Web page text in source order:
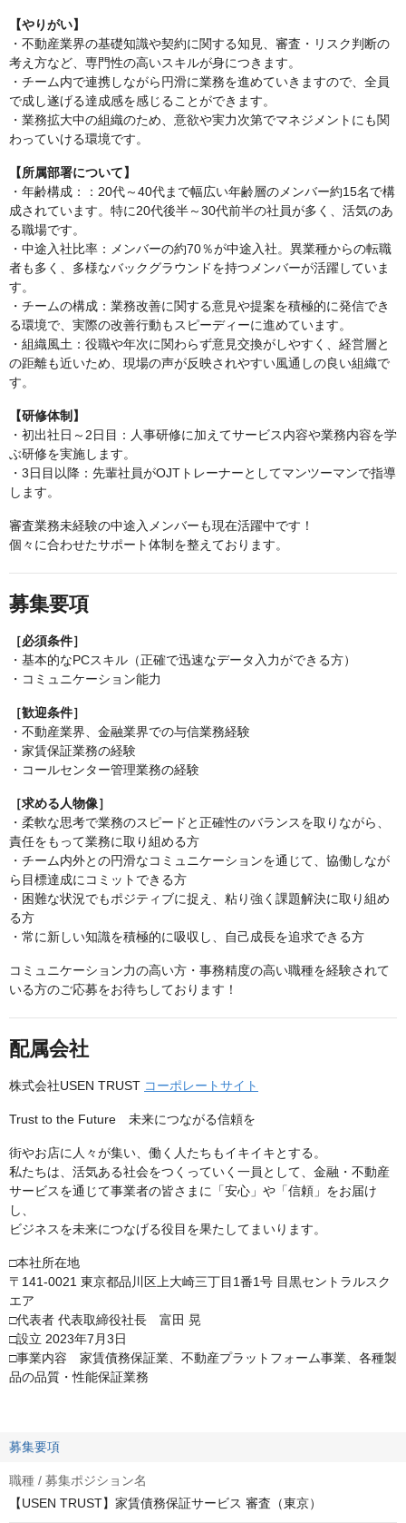
【やりがい】
・不動産業界の基礎知識や契約に関する知見、審査・リスク判断の
考え方など、専門性の高いスキルが身につきます。
・チーム内で連携しながら円滑に業務を進めていきますので、全員
で成し遂げる達成感を感じることができます。
・業務拡大中の組織のため、意欲や実力次第でマネジメントにも関
わっていける環境です。
【所属部署について】
・年齢構成：：20代～40代まで幅広い年齢層のメンバー約15名で構
成されています。特に20代後半～30代前半の社員が多く、活気のあ
る職場です。
・中途入社比率：メンバーの約70％が中途入社。異業種からの転職
者も多く、多様なバックグラウンドを持つメンバーが活躍していま
す。
・チームの構成：業務改善に関する意見や提案を積極的に発信でき
る環境で、実際の改善行動もスピーディーに進めています。
・組織風土：役職や年次に関わらず意見交換がしやすく、経営層と
の距離も近いため、現場の声が反映されやすい風通しの良い組織で
す。
【研修体制】
・初出社日～2日目：人事研修に加えてサービス内容や業務内容を学
ぶ研修を実施します。
・3日目以降：先輩社員がOJTトレーナーとしてマンツーマンで指導
します。
審査業務未経験の中途入メンバーも現在活躍中です！
個々に合わせたサポート体制を整えております。
募集要項
［必須条件］
・基本的なPCスキル（正確で迅速なデータ入力ができる方）
・コミュニケーション能力
［歓迎条件］
・不動産業界、金融業界での与信業務経験
・家賃保証業務の経験
・コールセンター管理業務の経験
［求める人物像］
・柔軟な思考で業務のスピードと正確性のバランスを取りながら、
責任をもって業務に取り組める方
・チーム内外との円滑なコミュニケーションを通じて、協働しなが
ら目標達成にコミットできる方
・困難な状況でもポジティブに捉え、粘り強く課題解決に取り組め
る方
・常に新しい知識を積極的に吸収し、自己成長を追求できる方
コミュニケーション力の高い方・事務精度の高い職種を経験されて
いる方のご応募をお待ちしております！
配属会社
株式会社USEN TRUST コーポレートサイト
Trust to the Future 未来につながる信頼を
街やお店に人々が集い、働く人たちもイキイキとする。
私たちは、活気ある社会をつくっていく一員として、金融・不動産
サービスを通じて事業者の皆さまに「安心」や「信頼」をお届け
し、
ビジネスを未来につなげる役目を果たしてまいります。
□本社所在地
〒141-0021 東京都品川区上大崎三丁目1番1号 目黒セントラルスク
エア
□代表者 代表取締役社長 富田 晃
□設立 2023年7月3日
□事業内容 家賃債務保証業、不動産プラットフォーム事業、各種製
品の品質・性能保証業務
募集要項
職種 / 募集ポジション名
【USEN TRUST】家賃債務保証サービス 審査（東京）